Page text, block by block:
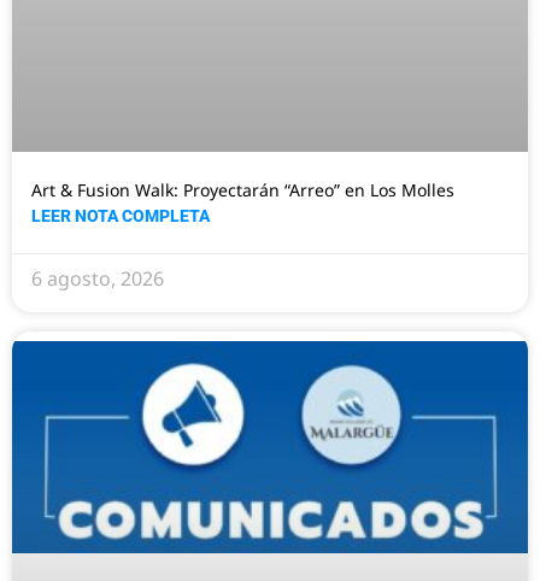
Art & Fusion Walk: Proyectarán “Arreo” en Los Molles
LEER NOTA COMPLETA
6 agosto, 2026